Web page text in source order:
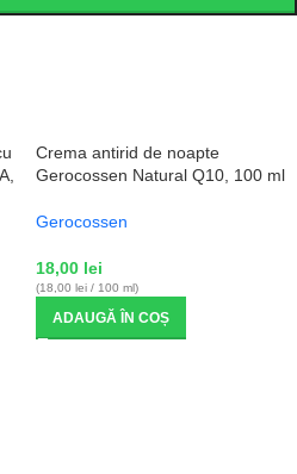
Crema antirid de noapte
Gerocossen Natural Q10, 100 ml
Gerocossen
18,00 lei
(18,00 lei / 100 ml)
ADAUGĂ ÎN COȘ